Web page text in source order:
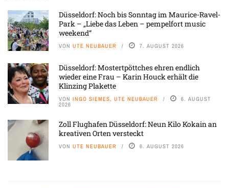
Düsseldorf: Noch bis Sonntag im Maurice-Ravel-
Park – „Liebe das Leben – pempelfort music
weekend“
VON UTE NEUBAUER 7. AUGUST 2026
Düsseldorf: Mostertpöttches ehren endlich
wieder eine Frau – Karin Houck erhält die
Klinzing Plakette
VON INGO SIEMES, UTE NEUBAUER 6. AUGUST
2026
Zoll Flughafen Düsseldorf: Neun Kilo Kokain an
kreativen Orten versteckt
VON UTE NEUBAUER 6. AUGUST 2026